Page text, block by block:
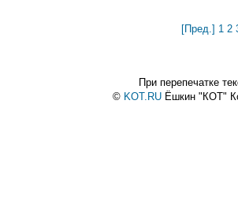
[Пред.] 1 2
При перепечатке
© KOT.RUЁшкин "КОТ"